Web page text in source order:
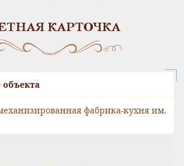
КАРТОЧКА
фабрика-кухня им.